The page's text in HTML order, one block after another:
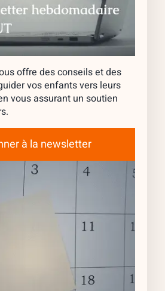
offre des conseils et des
vos enfants vers leurs
vous assurant un soutien
à la newsletter